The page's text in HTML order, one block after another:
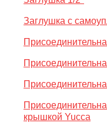
Заглушка с
крышкой Yucca